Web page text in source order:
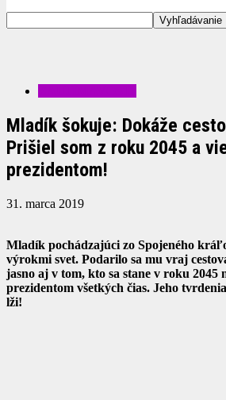
Mladík šokuje: Dokáže
Prišiel som z roku 2045 a
prezidentom!
31. marca 2019
Mladík pochádzajúci zo Spojeného
výrokmi svet. Podarilo sa mu vraj
jasno aj v tom, kto sa stane v roku 2045
prezidentom všetkých čias. Jeho
lži!